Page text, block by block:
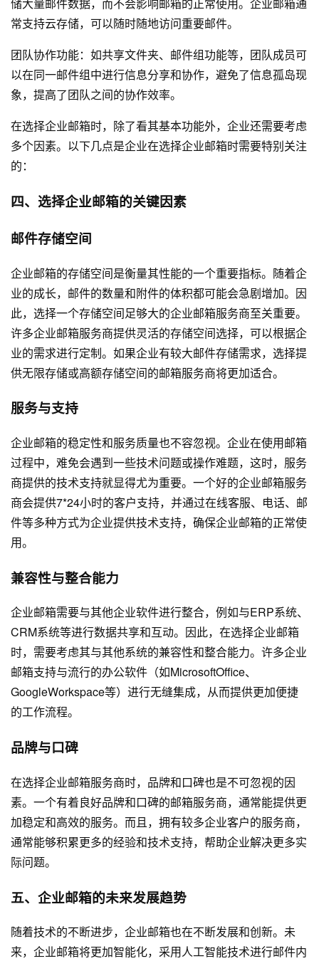
储大量邮件数据，而不会影响邮箱的正常使用。企业邮箱通
常支持云存储，可以随时随地访问重要邮件。
团队协作功能：如共享文件夹、邮件组功能等，团队成员可
以在同一邮件组中进行信息分享和协作，避免了信息孤岛现
象，提高了团队之间的协作效率。
在选择企业邮箱时，除了看其基本功能外，企业还需要考虑
多个因素。以下几点是企业在选择企业邮箱时需要特别关注
的：
四、选择企业邮箱的关键因素
邮件存储空间
企业邮箱的存储空间是衡量其性能的一个重要指标。随着企
业的成长，邮件的数量和附件的体积都可能会急剧增加。因
此，选择一个存储空间足够大的企业邮箱服务商至关重要。
许多企业邮箱服务商提供灵活的存储空间选择，可以根据企
业的需求进行定制。如果企业有较大邮件存储需求，选择提
供无限存储或高额存储空间的邮箱服务商将更加适合。
服务与支持
企业邮箱的稳定性和服务质量也不容忽视。企业在使用邮箱
过程中，难免会遇到一些技术问题或操作难题，这时，服务
商提供的技术支持就显得尤为重要。一个好的企业邮箱服务
商会提供7*24小时的客户支持，并通过在线客服、电话、邮
件等多种方式为企业提供技术支持，确保企业邮箱的正常使
用。
兼容性与整合能力
企业邮箱需要与其他企业软件进行整合，例如与ERP系统、
CRM系统等进行数据共享和互动。因此，在选择企业邮箱
时，需要考虑其与其他系统的兼容性和整合能力。许多企业
邮箱支持与流行的办公软件（如MicrosoftOffice、
GoogleWorkspace等）进行无缝集成，从而提供更加便捷
的工作流程。
品牌与口碑
在选择企业邮箱服务商时，品牌和口碑也是不可忽视的因
素。一个有着良好品牌和口碑的邮箱服务商，通常能提供更
加稳定和高效的服务。而且，拥有较多企业客户的服务商，
通常能够积累更多的经验和技术支持，帮助企业解决更多实
际问题。
五、企业邮箱的未来发展趋势
随着技术的不断进步，企业邮箱也在不断发展和创新。未
来，企业邮箱将更加智能化，采用人工智能技术进行邮件内